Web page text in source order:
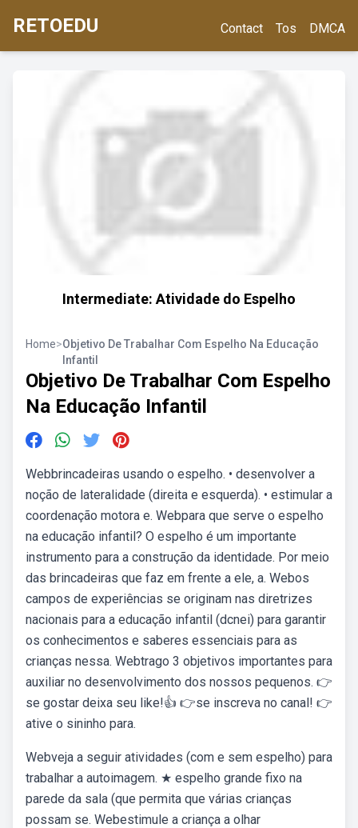
RETOEDU Contact Tos DMCA
Intermediate: Atividade do Espelho
Home>Objetivo De Trabalhar Com Espelho Na Educação
Infantil
Objetivo De Trabalhar Com Espelho
Na Educação Infantil
Webbrincadeiras usando o espelho. • desenvolver a
noção de lateralidade (direita e esquerda). • estimular a
coordenação motora e. Webpara que serve o espelho
na educação infantil? O espelho é um importante
instrumento para a construção da identidade. Por meio
das brincadeiras que faz em frente a ele, a. Webos
campos de experiências se originam nas diretrizes
nacionais para a educação infantil (dcnei) para garantir
os conhecimentos e saberes essenciais para as
crianças nessa. Webtrago 3 objetivos importantes para
auxiliar no desenvolvimento dos nossos pequenos. 👉
se gostar deixa seu like!👍 👉se inscreva no canal! 👉
ative o sininho para.
Webveja a seguir atividades (com e sem espelho) para
trabalhar a autoimagem. ★ espelho grande fixo na
parede da sala (que permita que várias crianças
possam se. Webestimule a criança a olhar